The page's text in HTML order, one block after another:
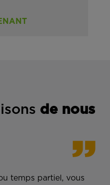
ons de nous
temps partiel, vous